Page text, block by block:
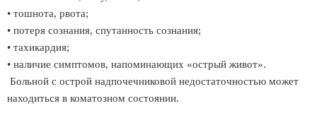
• тошнота, рвота;
• потеря сознания, спутанность сознания;
• тахикардия;
• наличие симптомов, напоминающих «острый живот».
Больной с острой надпочечниковой недостаточностью может
находиться в коматозном состоянии.